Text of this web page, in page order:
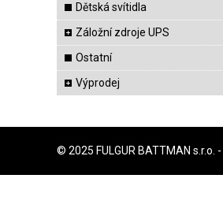
Dětská svítidla
Záložní zdroje UPS
Ostatní
Výprodej
© 2025 FULGUR BATTMAN s.r.o. -